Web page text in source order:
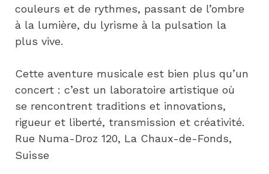
couleurs et de rythmes, passant de l’ombre
à la lumière, du lyrisme à la pulsation la
plus vive.
Cette aventure musicale est bien plus qu’un
concert : c’est un laboratoire artistique où
se rencontrent traditions et innovations,
rigueur et liberté, transmission et créativité.
Rue Numa-Droz 120, La Chaux-de-Fonds,
Suisse